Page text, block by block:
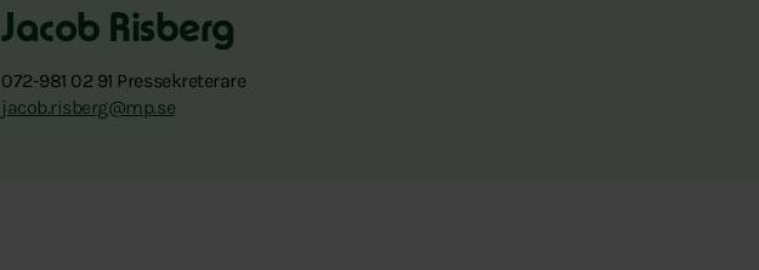
Jacob Risberg
072-981 02 91 Pressekreterare
jacob.risberg@mp.se